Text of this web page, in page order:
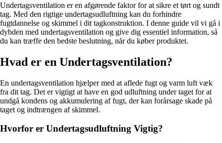
Undertagsventilation er en afgørende faktor for at sikre et tørt og sundt
tag. Med den rigtige undertagsudluftning kan du forhindre
fugtdannelse og skimmel i dit tagkonstruktion. I denne guide vil vi gå i
dybden med undertagsventilation og give dig essentiel information, så
du kan træffe den bedste beslutning, når du køber produktet.
Hvad er en Undertagsventilation?
En undertagsventilation hjælper med at aflede fugt og varm luft væk
fra dit tag. Det er vigtigt at have en god udluftning under taget for at
undgå kondens og akkumulering af fugt, der kan forårsage skade på
taget og indtrængen af skimmel.
Hvorfor er Undertagsudluftning Vigtig?